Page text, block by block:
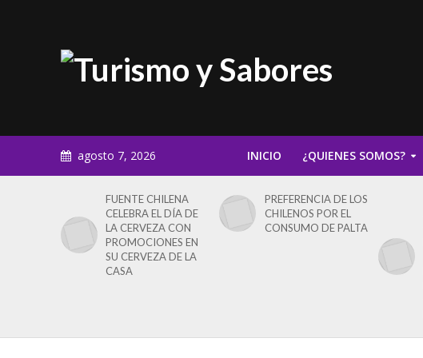
agosto 7, 2026 INICIO ¿QUIENES SOMOS?
FUENTE CHILENA
CELEBRA EL DÍA DE
LA CERVEZA CON
PROMOCIONES EN
SU CERVEZA DE LA
CASA
PREFERENCIA DE LOS
CHILENOS POR EL
CONSUMO DE PALTA